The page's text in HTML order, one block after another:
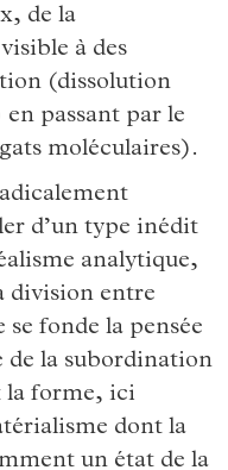
de la
à des
(dissolution
en passant par le
moléculaires).
d’un type inédit
analytique,
division entre
fonde la pensée
de la subordination
la forme, ici
dont la
un état de la